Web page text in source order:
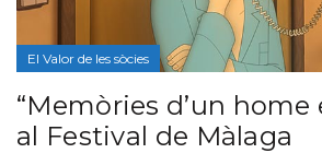
El Valor de les sòcies
“Memòries d’un home
al Festival de Màlaga